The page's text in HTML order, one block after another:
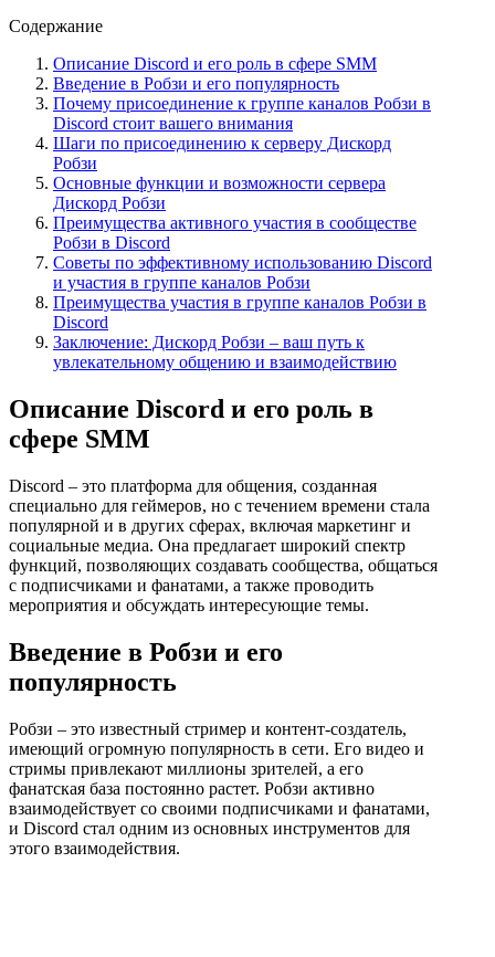
Содержание
Описание Discord и его роль в сфере SMM
Введение в Робзи и его популярность
Почему присоединение к группе каналов Робзи в
Discord стоит вашего внимания
Шаги по присоединению к серверу Дискорд
Робзи
Основные функции и возможности сервера
Дискорд Робзи
Преимущества активного участия в сообществе
Робзи в Discord
Советы по эффективному использованию Discord
и участия в группе каналов Робзи
Преимущества участия в группе каналов Робзи в
Discord
Заключение: Дискорд Робзи – ваш путь к
увлекательному общению и взаимодействию
Описание Discord и его роль в
сфере SMM
Discord – это платформа для общения, созданная
специально для геймеров, но с течением времени стала
популярной и в других сферах, включая маркетинг и
социальные медиа. Она предлагает широкий спектр
функций, позволяющих создавать сообщества, общаться
с подписчиками и фанатами, а также проводить
мероприятия и обсуждать интересующие темы.
Введение в Робзи и его
популярность
Робзи – это известный стример и контент-создатель,
имеющий огромную популярность в сети. Его видео и
стримы привлекают миллионы зрителей, а его
фанатская база постоянно растет. Робзи активно
взаимодействует со своими подписчиками и фанатами,
и Discord стал одним из основных инструментов для
этого взаимодействия.